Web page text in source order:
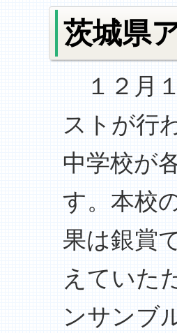
茨城県
１２月
ストが行
中学校が
す。本校
果は銀賞
えていた
ンサンブ